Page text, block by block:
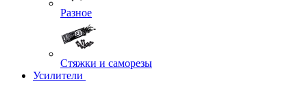
Разное
Стяжки и саморезы
Усилители